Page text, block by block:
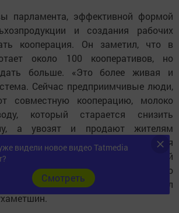
парламента, эффективной формой
и создания рабочих
кооперация. Он заметил, что в
около 100 кооперативов, но
больше. «Это более живая и
Сейчас предприимчивые люди,
совместную кооперацию, молоко
который старается снизить
а увозят и продают жителям
Недавно в Песчаных Ковалях я
молочную бочку, к которой
очередь. Литр хорошего
за 35 рублей», – рассказал
видели новое видео Tatmedia
Cмотреть